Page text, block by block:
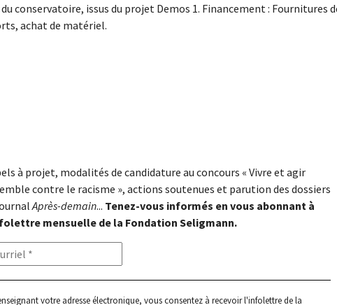
conservatoire, issus du projet Demos 1. Financement : Fournitures
achat de matériel.
à projet, modalités de candidature au concours « Vivre et agir
contre le racisme », actions soutenues et parution des dossiers
Après-demain... Tenez-vous informés en vous abonnant à
mensuelle de la Fondation Seligmann.
votre adresse électronique, vous consentez à recevoir l'infolettre de la